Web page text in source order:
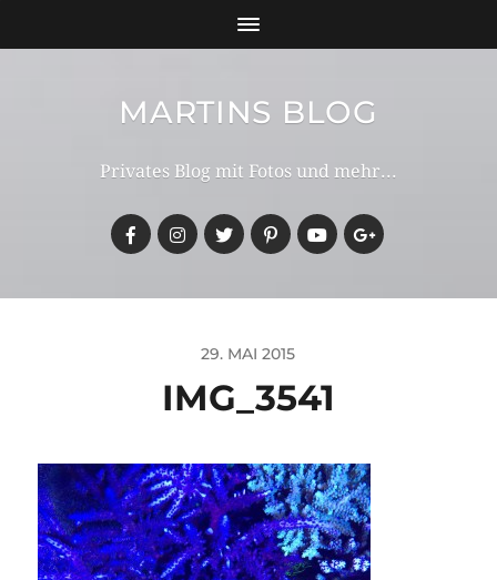
MARTINS BLOG
Privates Blog mit Fotos und mehr...
29. MAI 2015
IMG_3541